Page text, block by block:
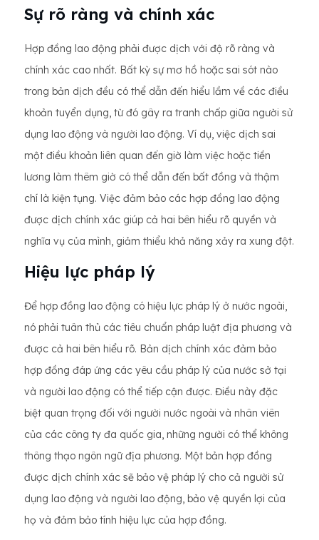
Sự rõ ràng và chính xác
Hợp đồng lao động phải được dịch với độ rõ ràng và
chính xác cao nhất. Bất kỳ sự mơ hồ hoặc sai sót nào
trong bản dịch đều có thể dẫn đến hiểu lầm về các điều
khoản tuyển dụng, từ đó gây ra tranh chấp giữa người sử
dụng lao động và người lao động. Ví dụ, việc dịch sai
một điều khoản liên quan đến giờ làm việc hoặc tiền
lương làm thêm giờ có thể dẫn đến bất đồng và thậm
chí là kiện tụng. Việc đảm bảo các hợp đồng lao động
được dịch chính xác giúp cả hai bên hiểu rõ quyền và
nghĩa vụ của mình, giảm thiểu khả năng xảy ra xung đột.
Hiệu lực pháp lý
Để hợp đồng lao động có hiệu lực pháp lý ở nước ngoài,
nó phải tuân thủ các tiêu chuẩn pháp luật địa phương và
được cả hai bên hiểu rõ. Bản dịch chính xác đảm bảo
hợp đồng đáp ứng các yêu cầu pháp lý của nước sở tại
và người lao động có thể tiếp cận được. Điều này đặc
biệt quan trọng đối với người nước ngoài và nhân viên
của các công ty đa quốc gia, những người có thể không
thông thạo ngôn ngữ địa phương. Một bản hợp đồng
được dịch chính xác sẽ bảo vệ pháp lý cho cả người sử
dụng lao động và người lao động, bảo vệ quyền lợi của
họ và đảm bảo tính hiệu lực của hợp đồng.